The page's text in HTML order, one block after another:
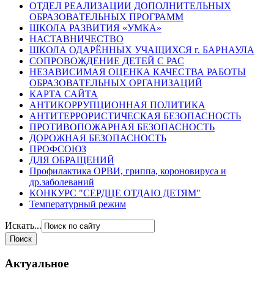
ОТДЕЛ РЕАЛИЗАЦИИ ДОПОЛНИТЕЛЬНЫХ
ОБРАЗОВАТЕЛЬНЫХ ПРОГРАММ
ШКОЛА РАЗВИТИЯ «УМКА»
НАСТАВНИЧЕСТВО
ШКОЛА ОДАРЁННЫХ УЧАЩИХСЯ г. БАРНАУЛА
СОПРОВОЖДЕНИЕ ДЕТЕЙ С РАС
НЕЗАВИСИМАЯ ОЦЕНКА КАЧЕСТВА РАБОТЫ
ОБРАЗОВАТЕЛЬНЫХ ОРГАНИЗАЦИЙ
КАРТА САЙТА
АНТИКОРРУПЦИОННАЯ ПОЛИТИКА
АНТИТЕРРОРИСТИЧЕСКАЯ БЕЗОПАСНОСТЬ
ПРОТИВОПОЖАРНАЯ БЕЗОПАСНОСТЬ
ДОРОЖНАЯ БЕЗОПАСНОСТЬ
ПРОФСОЮЗ
ДЛЯ ОБРАЩЕНИЙ
Профилактика ОРВИ, гриппа, короновируса и
др.заболеваний
КОНКУРС "СЕРДЦЕ ОТДАЮ ДЕТЯМ"
Температурный режим
Искать...
Актуальное